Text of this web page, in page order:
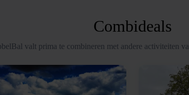
Combideals
valt prima te combineren met andere activiteiten